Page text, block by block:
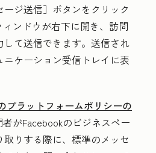
ジ送信］ ボタンをクリック
ンドウが右下に開き、訪問
て送信できます。送信され
ケーション受信トレイに表
プラットフォームポリシーの
がFacebookのビジネスペー
りする際に、標準のメッセ